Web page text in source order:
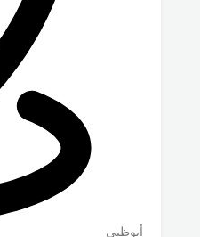
أبوظبي